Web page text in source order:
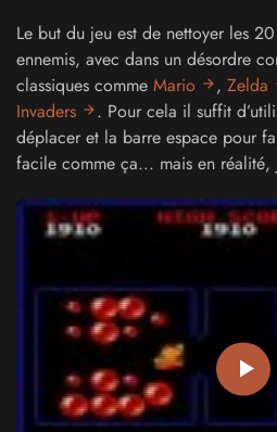
Le but du jeu est de nettoyer les
ennemis, avec dans un désordre
classiques comme Mario , Zelda
Invaders
. Pour cela il suffit
déplacer et la barre espace pour
facile comme ça... mais en